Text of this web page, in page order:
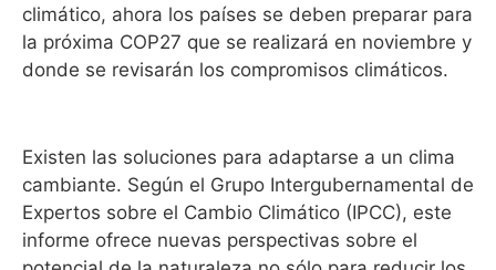
climático, ahora los países se deben preparar para
la próxima COP27 que se realizará en noviembre y
donde se revisarán los compromisos climáticos.
Existen las soluciones para adaptarse a un clima
cambiante. Según el Grupo Intergubernamental de
Expertos sobre el Cambio Climático (IPCC), este
informe ofrece nuevas perspectivas sobre el